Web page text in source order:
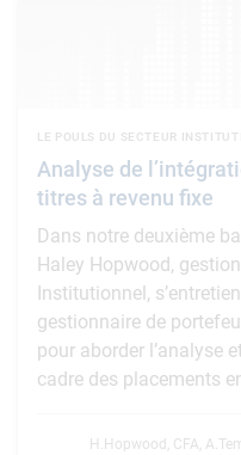
Analyse de
titres à revenu fixe
LE POULS DU SECTEUR
Dans notre deuxième
Haley Hopwood,
Institutionnel,
gestionnaire de
pour aborder l’analyse
cadre des placements
H.Hopwood, CFA,